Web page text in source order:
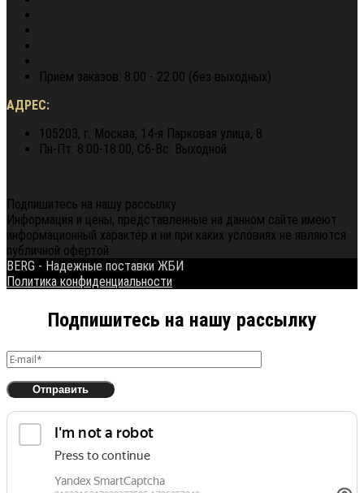
Приём заказов: 8.00 - 22.00 (без выходных)
АДРЕС:
105203, г. Москва, 14-я Парковая улица, 8
Пн-Пт: 8:00-18:00, Сб-Вс: Выходной
Подпишитесь на нашу рассылку
Информация и цены, представленные на данном сайте имеют
информационный характер и ни при каких условиях не являются
публичной офертой.
BERG - Надежные поставки ЖБИ
Политика конфиденциальности
Подпишитесь на нашу рассылку